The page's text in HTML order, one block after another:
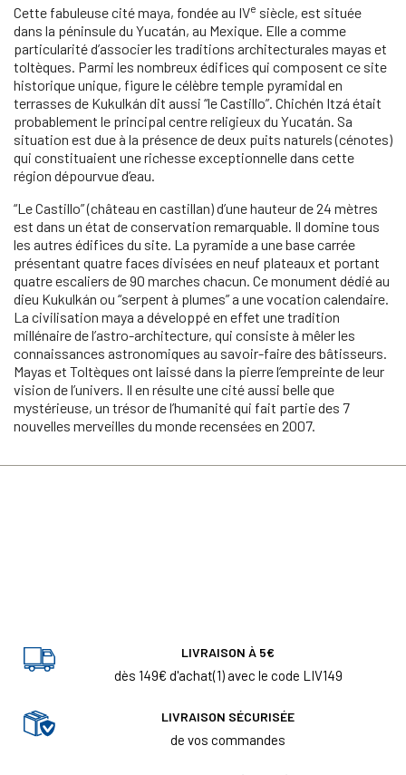
Cette fabuleuse cité maya, fondée au IVe siècle, est située
dans la péninsule du Yucatán, au Mexique. Elle a comme
particularité d’associer les traditions architecturales mayas et
toltèques. Parmi les nombreux édifices qui composent ce site
historique unique, figure le célèbre temple pyramidal en
terrasses de Kukulkán dit aussi “le Castillo”. Chichén Itzá était
probablement le principal centre religieux du Yucatán. Sa
situation est due à la présence de deux puits naturels (cénotes)
qui constituaient une richesse exceptionnelle dans cette
région dépourvue d’eau.
“Le Castillo” (château en castillan) d’une hauteur de 24 mètres
est dans un état de conservation remarquable. Il domine tous
les autres édifices du site. La pyramide a une base carrée
présentant quatre faces divisées en neuf plateaux et portant
quatre escaliers de 90 marches chacun. Ce monument dédié au
dieu Kukulkán ou “serpent à plumes” a une vocation calendaire.
La civilisation maya a développé en effet une tradition
millénaire de l’astro-architecture, qui consiste à mêler les
connaissances astronomiques au savoir-faire des bâtisseurs.
Mayas et Toltèques ont laissé dans la pierre l’empreinte de leur
vision de l’univers. Il en résulte une cité aussi belle que
mystérieuse, un trésor de l’humanité qui fait partie des 7
nouvelles merveilles du monde recensées en 2007.
LIVRAISON À 5€
dès 149€ d'achat(1) avec le code LIV149
LIVRAISON SÉCURISÉE
de vos commandes